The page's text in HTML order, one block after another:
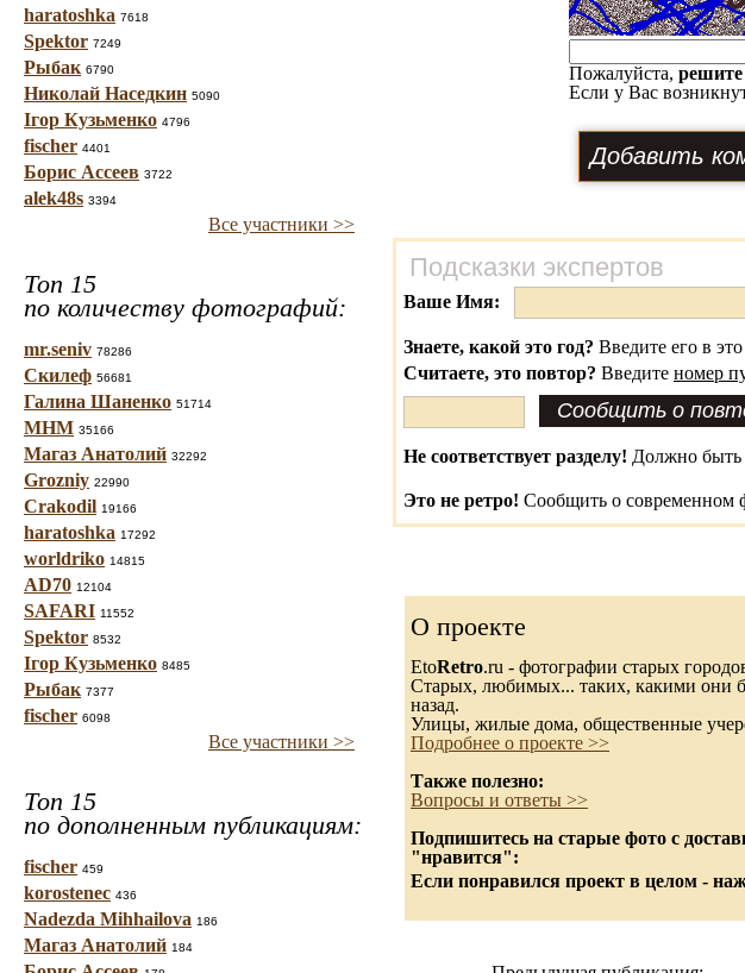
haratoshka 7618
Spektor 7249
Рыбак 6790
Николай Наседкин 5090
Ігор Кузьменко 4796
fischer 4401
Борис Ассеев 3722
alek48s 3394
Все участники >>
Топ 15
по количеству фотографий:
mr.seniv 78286
Скилеф 56681
Галина Шаненко 51714
МНМ 35166
Магаз Анатолий 32292
Grozniy 22990
Crakodil 19166
haratoshka 17292
worldriko 14815
AD70 12104
SAFARI 11552
Spektor 8532
Ігор Кузьменко 8485
Рыбак 7377
fischer 6098
Все участники >>
Топ 15
по дополненным публикациям:
fischer 459
korostenec 436
Nadezda Mihhailova 186
Магаз Анатолий 184
Пожалуйста, решите
Если у Вас
Подсказки экспертов
Ваше Имя:
Знаете, какой это год? Введите его в
Считаете, это повтор? Введите номер
Не соответствует разделу! Должно
Это не ретро! Сообщить о современном
О проекте
EtoRetro.ru - фотографии старых
Старых, любимых... таких, какими они
назад.
Улицы, жилые дома, общественные
Подробнее о проекте >>
Также полезно:
Вопросы и ответы >>
Подпишитесь на старые фото с
"нравится":
Если понравился проект в целом -